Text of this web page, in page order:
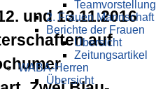
Teamvorstellung
2. Frauen Mannschaft
Berichte der Frauen
Übersicht
Zeitungsartikel
WABA-Herren
Übersicht
und 13.11.2016
auf